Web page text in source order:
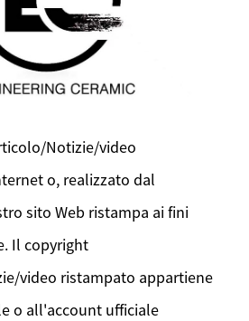
Notizie/video
o, realizzato dal
sito Web ristampa ai fini
Il copyright
video ristampato appartiene
o all'account ufficiale